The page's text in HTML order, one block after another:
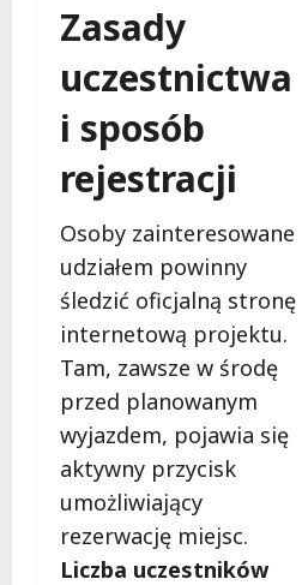
Zasady
uczestnictwa
i sposób
rejestracji
Osoby zainteresowane
udziałem powinny
śledzić oficjalną stronę
internetową projektu.
Tam, zawsze w środę
przed planowanym
wyjazdem, pojawia się
aktywny przycisk
umożliwiający
rezerwację miejsc.
Liczba uczestników